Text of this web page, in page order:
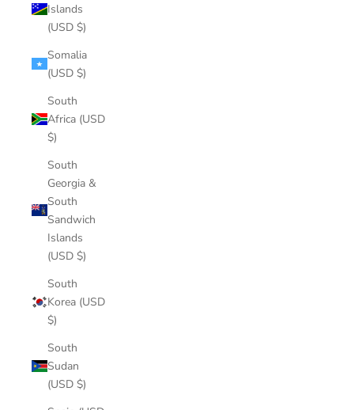
Islands
(USD $)
Somalia
(USD $)
South
Africa (USD
$)
South
Georgia &
South
Sandwich
Islands
(USD $)
South
Korea (USD
$)
South
Sudan
(USD $)